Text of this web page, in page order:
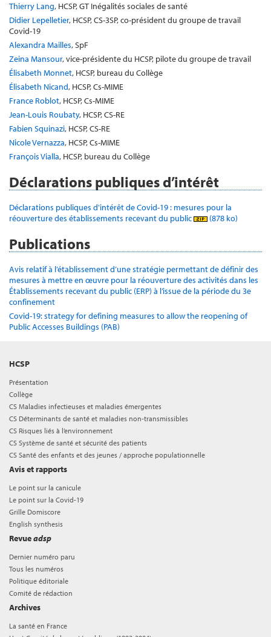
Thierry Lang, HCSP, GT Inégalités sociales de santé
Didier Lepelletier, HCSP, CS-3SP, co-président du groupe de travail
Covid-19
Alexandra Mailles, SpF
Zeina Mansour, vice-présidente du HCSP, pilote du groupe de travail
Élisabeth Monnet, HCSP, bureau du Collège
Élisabeth Nicand, HCSP, Cs-MIME
France Roblot, HCSP, Cs-MIME
Jean-Louis Roubaty, HCSP, CS-RE
Fabien Squinazi, HCSP, CS-RE
Nicole Vernazza, HCSP, Cs-MIME
François Vialla, HCSP, bureau du Collège
Déclarations publiques d’intérêt
Déclarations publiques d'intérêt de Covid-19 : mesures pour la
réouverture des établissements recevant du public
(878 ko)
Publications
Avis relatif à l’établissement d’une stratégie permettant de définir des
mesures à mettre en œuvre pour la réouverture des activités dans les
Établissements recevant du public (ERP) à l’issue de la période du 3e
confinement
Covid-19: strategy for defining measures to allow the reopening of
Public Accesses Buildings (PAB)
HCSP
Présentation
Collège
CS Maladies infectieuses et maladies émergentes
CS Déterminants de santé et maladies non-transmissibles
CS Risques liés à l’environnement
CS Système de santé et sécurité des patients
CS Santé des enfants et des jeunes / approche populationnelle
Avis et rapports
Le point sur la canicule
Le point sur la Covid-19
Grille Domiscore
English synthesis
Revueadsp
Dernier numéro paru
Tous les numéros
Politique éditoriale
Comité de rédaction
Archives
La santé en France